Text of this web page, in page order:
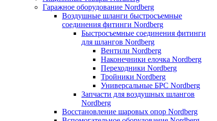
Гаражное оборудование Nordberg
Воздушные шланги быстросъемные
соединения фитинги Nordberg
Быстросъемные соединения фитинги
для шлангов Nordberg
Вентили Nordberg
Наконечники елочка Nordberg
Переходники Nordberg
Тройники Nordberg
Универсальные БРС Nordberg
Запчасти для воздушных шлангов
Nordberg
Восстановление шаровых опор Nordberg